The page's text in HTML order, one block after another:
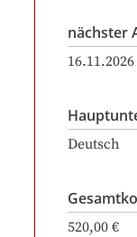
nächster
16.11.2026
Deutsch
520,00 €